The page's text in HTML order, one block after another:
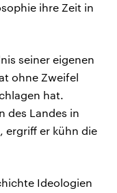
ihre Zeit in
seiner eigenen
ohne Zweifel
hat.
des Landes in
ergriff er kühn die
Ideologien